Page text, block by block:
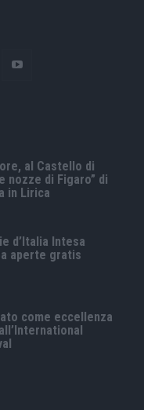
al Castello di
nozze di Figaro” di
in Lirica
d’Italia Intesa
aperte gratis
come eccellenza